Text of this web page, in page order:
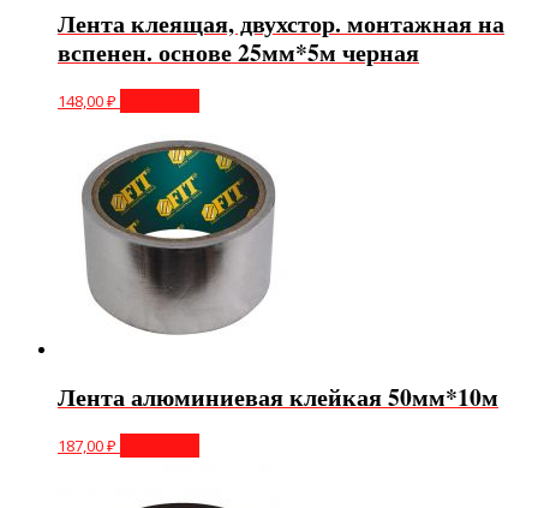
Лента клеящая, двухстор. монтажная на
вспенен. основе 25мм*5м черная
148,00₽
Лента алюминиевая клейкая 50мм*10м
187,00₽